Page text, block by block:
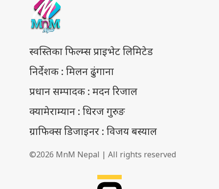
स्वस्तिका फिल्म्स प्राइभेट लिमिटेड
निर्देशक : मिलन ढुंगाना
प्रधान सम्पादक : मदन रिजाल
क्यामेराम्यान : धिरज गुरुङ
ग्राफिक्स डिजाइनर : विजय बस्याल
©2026 MnM Nepal | All rights reserved